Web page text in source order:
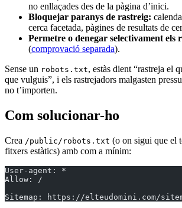
no enllaçades des de la pàgina d’inici.
Bloquejar paranys de rastreig:
cerca facetada, pàgines de resultats de
Permetre o denegar selectivament els
(comprovació separada).
Sense un robots.txt, estàs dient “rastreja el
que vulguis”, i els rastrejadors malgasten
no t’importen.
Com solucionar-ho
Crea /public/robots.txt (o on sigui que el
fitxers estàtics) amb com a mínim:
User-agent: *
Allow: /
Sitemap: https://elteudomini.com/